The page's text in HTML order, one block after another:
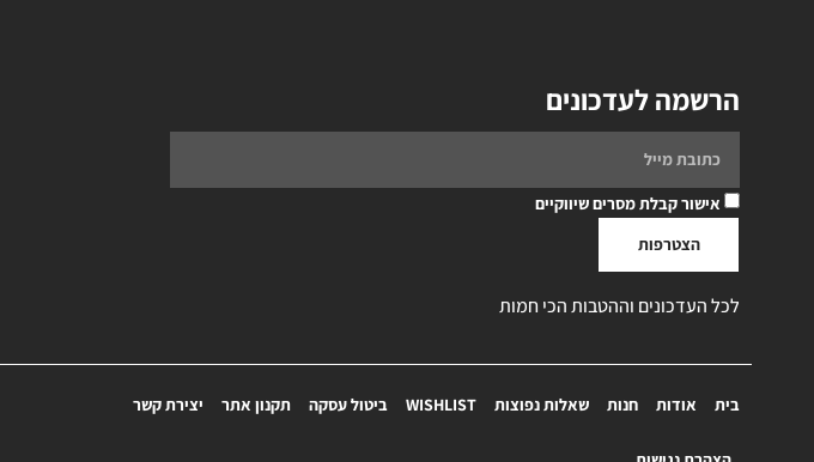
הרשמה לעדכונים
אישור קבלת מסרים שיווקיים
הצטרפות
לכל העדכונים וההטבות הכי חמות
בית אודות חנות שאלות נפוצות WISHLIST ביטול עסקה תקנון אתר יצירת קשר